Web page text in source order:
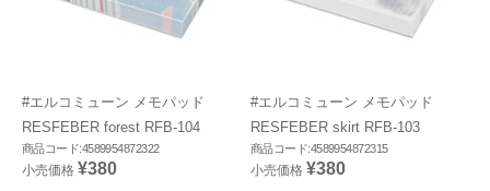
#エルコミューン メモパッド
RESFEBER forest RFB-104
商品コード:4589954872322
小売価格 ¥380
#エルコミューン メモパッド
RESFEBER skirt RFB-103
商品コード:4589954872315
小売価格 ¥380